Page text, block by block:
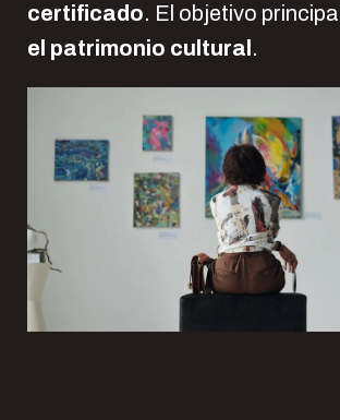
certificado. El objetivo
el patrimonio cultural .